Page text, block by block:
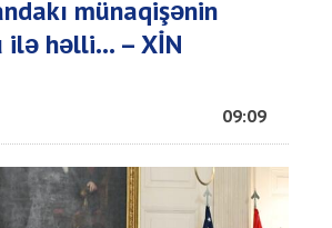
münaqişənin
ilə həlli... – XİN
09:09